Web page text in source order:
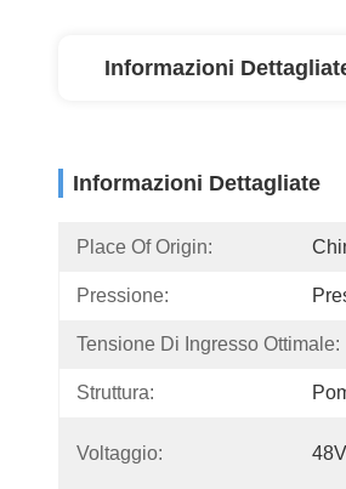
Informazioni
Informazioni Dettagliate
Place Of Origin:
Pressione:
Tensione Di Ingresso Ottimale:
Struttura:
Voltaggio: